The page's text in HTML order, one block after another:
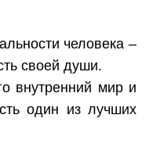
человека –
своей души.
внутренний мир и
один из лучших